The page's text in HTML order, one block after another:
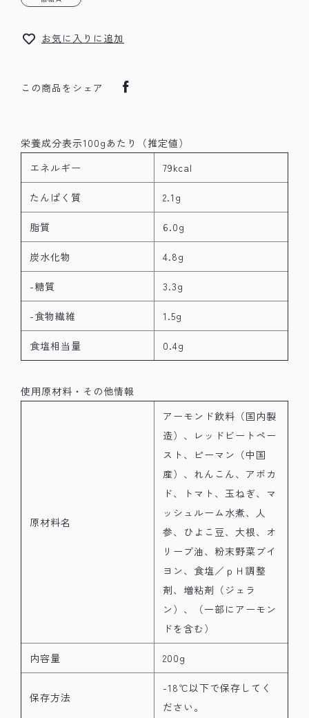
お気に入りに追加
この商品をシェア
栄養成分表示100gあたり（推定値）
エネルギー
79kcal
たんぱく質 2.1g
脂質 6.0g
炭水化物 4.8g
-糖質 3.3g
-食物繊維 1.5g
食塩相当量 0.4g
使用原材料・その他情報
原材料名
アーモンド飲料（国内製
造）、レッドビートペー
スト、ピーマン（中国
産）、れんこん、アボカ
ド、トマト、玉ねぎ、マ
ッシュルーム水煮、人
参、ひよこ豆、大根、オ
リーブ油、粉末野菜ブイ
ヨン、食塩／ｐＨ調整
剤、増粘剤（ジェラ
ン）、（一部にアーモン
ドを含む）
内容量 200g
保存方法
-18℃以下で保存してく
ださい。